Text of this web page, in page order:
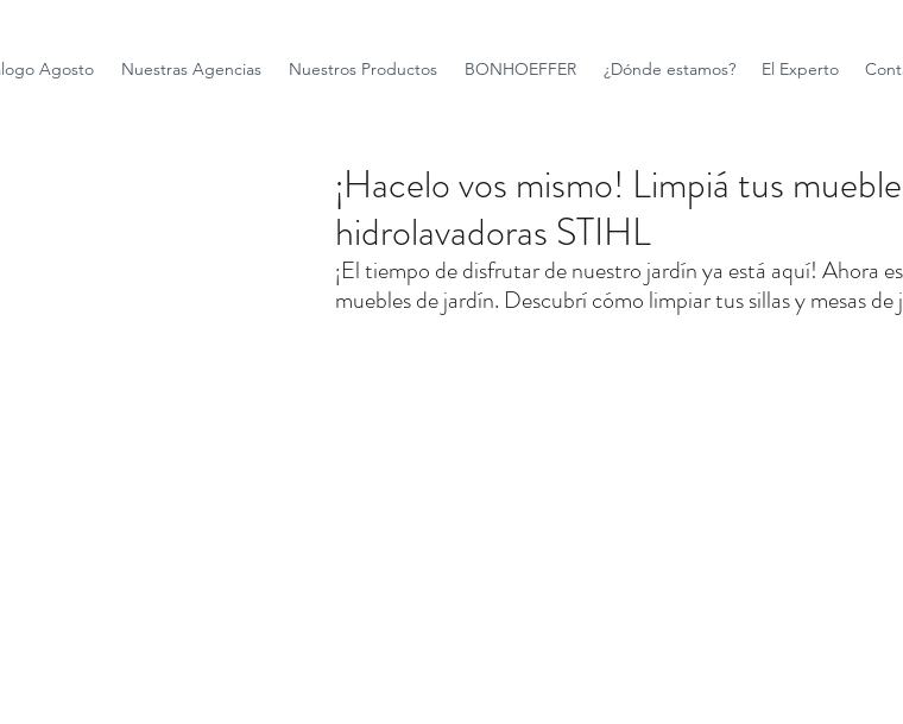
Agosto Nuestras Agencias Nuestros Productos BONHOEFFER ¿Dónde estamos? El Experto
¡Hacelo vos mismo! Limpiá tus
hidrolavadoras STIHL
¡El tiempo de disfrutar de nuestro jardín ya está aquí! Ahora
muebles de jardín. Descubrí cómo limpiar tus sillas y mesas